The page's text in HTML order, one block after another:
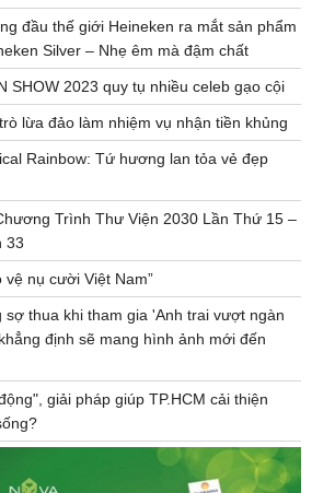
đầu thế giới Heineken ra mắt sản phẩm
Silver – Nhẹ êm mà đậm chất
SHOW 2023 quy tụ nhiều celeb gạo cội
lừa đảo làm nhiệm vụ nhận tiền khủng
Rainbow: Tứ hương lan tỏa vẻ đẹp
Trình Thư Viện 2030 Lần Thứ 15 –
33
vệ nụ cười Việt Nam”
sợ thua khi tham gia 'Anh trai vượt ngàn
định sẽ mang hình ảnh mới đến
giải pháp giúp TP.HCM cải thiện